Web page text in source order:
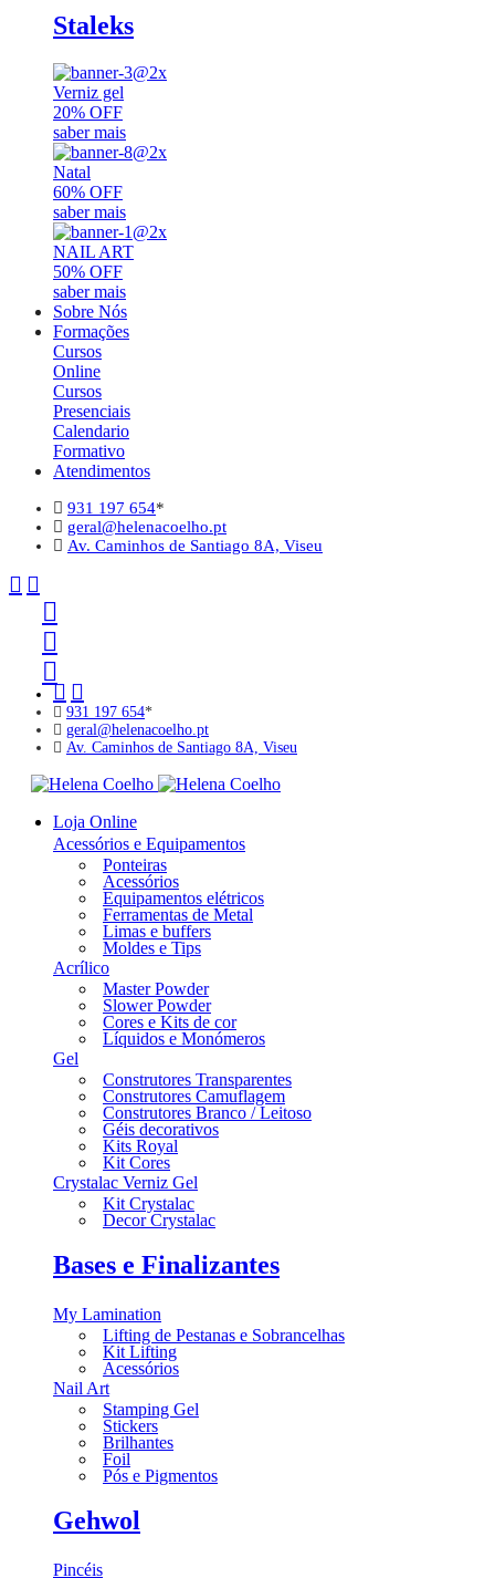
Staleks
Verniz gel
20% OFF
saber mais
Natal
60% OFF
saber mais
NAIL ART
50% OFF
saber mais
Sobre Nós
Formações
Cursos
Online
Cursos
Presenciais
Calendario
Formativo
Atendimentos
931 197 654*
geral@helenacoelho.pt
Av. Caminhos de Santiago 8A, Viseu
931 197 654*
geral@helenacoelho.pt
Av. Caminhos de Santiago 8A, Viseu
Loja Online
Acessórios e Equipamentos
Ponteiras
Acessórios
Equipamentos elétricos
Ferramentas de Metal
Limas e buffers
Moldes e Tips
Acrílico
Master Powder
Slower Powder
Cores e Kits de cor
Líquidos e Monómeros
Gel
Construtores Transparentes
Construtores Camuflagem
Construtores Branco / Leitoso
Géis decorativos
Kits Royal
Kit Cores
Crystalac Verniz Gel
Kit Crystalac
Decor Crystalac
Bases e Finalizantes
My Lamination
Lifting de Pestanas e Sobrancelhas
Kit Lifting
Acessórios
Nail Art
Stamping Gel
Stickers
Brilhantes
Foil
Pós e Pigmentos
Gehwol
Pincéis